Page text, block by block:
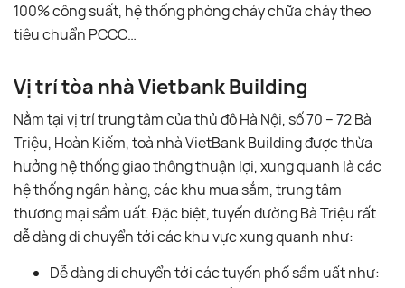
100% công suất, hệ thống phòng cháy chữa cháy theo
tiêu chuẩn PCCC…
Vị trí tòa nhà Vietbank Building
Nằm tại vị trí trung tâm của thủ đô Hà Nội, số 70 – 72 Bà
Triệu, Hoàn Kiếm, toà nhà VietBank Building được thừa
hưởng hệ thống giao thông thuận lợi, xung quanh là các
hệ thống ngân hàng, các khu mua sắm, trung tâm
thương mại sầm uất. Đặc biệt, tuyến đường Bà Triệu rất
dễ dàng di chuyển tới các khu vực xung quanh như:
Dễ dàng di chuyển tới các tuyến phố sầm uất như: